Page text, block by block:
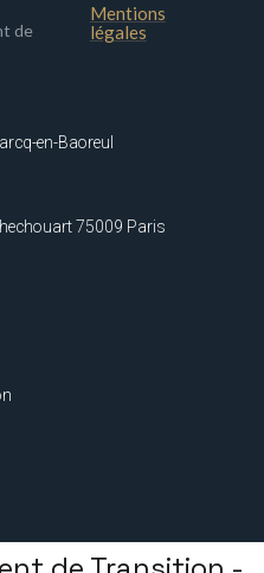
de
Mentions
légales
en-Baoreul
75009 Paris